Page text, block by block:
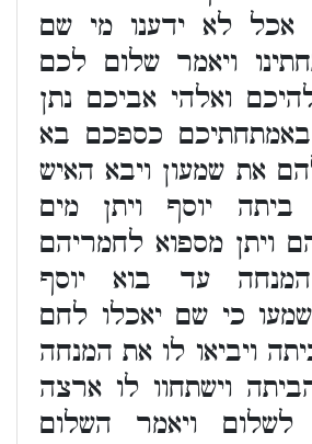
אכל לא ידענו מי שם
ויאמר שלום לכם
ואלהי אביכם נתן
כספכם בא
את שמעון ויבא האיש
יוסף ויתן מים
ויתן מספוא לחמריהם
המנחה עד בוא יוסף
כי שם יאכלו לחם
ויביאו לו את המנחה
וישתחוו לו ארצה
ויאמר השלום